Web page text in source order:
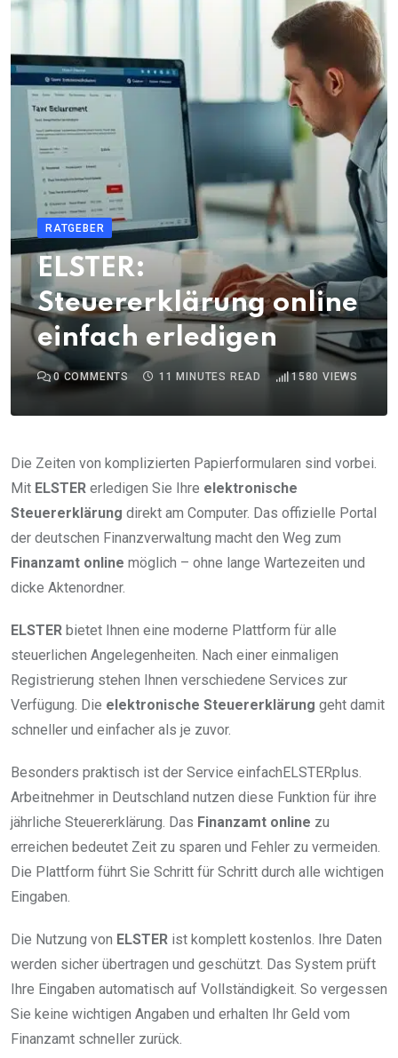
RATGEBER
ELSTER:
Steuererklärung online
einfach erledigen
0 COMMENTS 11 MINUTES READ 1580 VIEWS
Die Zeiten von komplizierten Papierformularen sind vorbei.
Mit ELSTER erledigen Sie Ihre elektronische
Steuererklärung direkt am Computer. Das offizielle Portal
der deutschen Finanzverwaltung macht den Weg zum
Finanzamt online möglich – ohne lange Wartezeiten und
dicke Aktenordner.
ELSTER bietet Ihnen eine moderne Plattform für alle
steuerlichen Angelegenheiten. Nach einer einmaligen
Registrierung stehen Ihnen verschiedene Services zur
Verfügung. Die elektronische Steuererklärung geht damit
schneller und einfacher als je zuvor.
Besonders praktisch ist der Service einfachELSTERplus.
Arbeitnehmer in Deutschland nutzen diese Funktion für ihre
jährliche Steuererklärung. Das Finanzamt online zu
erreichen bedeutet Zeit zu sparen und Fehler zu vermeiden.
Die Plattform führt Sie Schritt für Schritt durch alle wichtigen
Eingaben.
Die Nutzung von ELSTER ist komplett kostenlos. Ihre Daten
werden sicher übertragen und geschützt. Das System prüft
Ihre Eingaben automatisch auf Vollständigkeit. So vergessen
Sie keine wichtigen Angaben und erhalten Ihr Geld vom
Finanzamt schneller zurück.